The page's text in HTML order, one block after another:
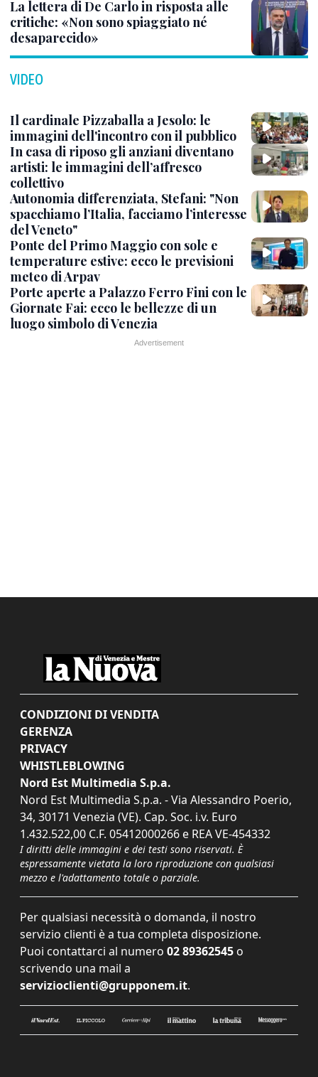
La lettera di De Carlo in risposta alle
critiche: «Non sono spiaggiato né
desaparecido»
VIDEO
Il cardinale Pizzaballa a Jesolo: le
immagini dell'incontro con il pubblico
In casa di riposo gli anziani diventano
artisti: le immagini dell’affresco
collettivo
Autonomia differenziata, Stefani: "Non
spacchiamo l’Italia, facciamo l’interesse
del Veneto"
Ponte del Primo Maggio con sole e
temperature estive: ecco le previsioni
meteo di Arpav
Porte aperte a Palazzo Ferro Fini con le
Giornate Fai: ecco le bellezze di un
luogo simbolo di Venezia
CONDIZIONI DI VENDITA
GERENZA
PRIVACY
WHISTLEBLOWING
Nord Est Multimedia S.p.a.
Nord Est Multimedia S.p.a. - Via Alessandro Poerio,
34, 30171 Venezia (VE). Cap. Soc. i.v. Euro
1.432.522,00 C.F. 05412000266 e REA VE-454332
I diritti delle immagini e dei testi sono riservati. È
espressamente vietata la loro riproduzione con qualsiasi
mezzo e l'adattamento totale o parziale.
Per qualsiasi necessità o domanda, il nostro
servizio clienti è a tua completa disposizione.
Puoi contattarci al numero 02 89362545 o
scrivendo una mail a
servizioclienti@grupponem.it.